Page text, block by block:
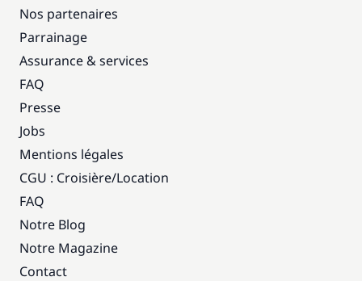
Nos partenaires
Parrainage
Assurance & services
FAQ
Presse
Jobs
Mentions légales
CGU : Croisière/Location
FAQ
Notre Blog
Notre Magazine
Contact